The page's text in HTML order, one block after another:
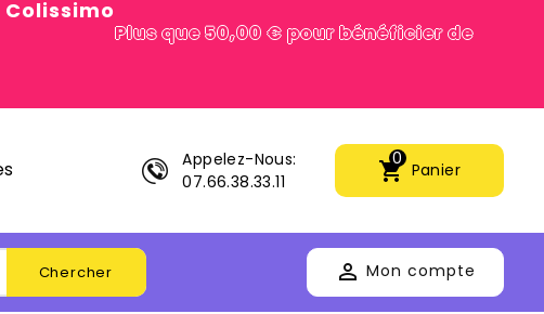
Plus que 50,00 € pour bénéficier de
shopping_cart Panier
0
Appelez-Nous:
07.66.38.33.11
Chercher  Mon compte